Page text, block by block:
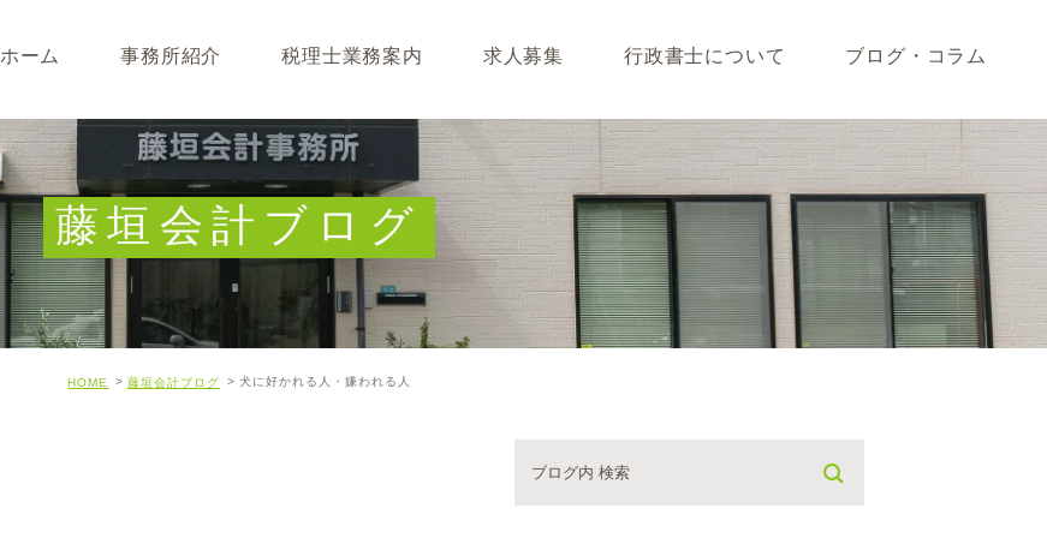
ホーム 事務所紹介
事務所･スタッフ紹介
求人募集
税理士業務案内
なぜ税理士が必要なのか
キャッシュフロー経営について
開業･経営支援について
相続について･事業承継について
求人募集 行政書士について ブログ・コラム
藤垣会計ブログ
行政書士川島ブログ
365BLOG
コラム
藤垣会計ブログ
HOME 藤垣会計ブログ 犬に好かれる人・嫌われる人